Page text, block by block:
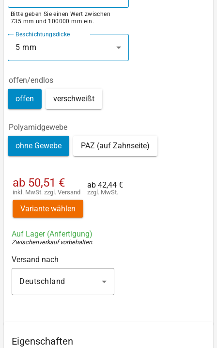
Bitte geben Sie einen Wert zwischen
735 mm und 100000 mm ein.
Beschichtungsdicke
5 mm
offen/endlos
offen verschweißt
Polyamidgewebe
ohne Gewebe PAZ (auf Zahnseite)
ab 50,51 €
inkl. MwSt. zzgl. Versand
ab 42,44 €
zzgl. MwSt.
Variante wählen
Auf Lager (Anfertigung)
Zwischenverkauf vorbehalten.
Versand nach
Deutschland
Eigenschaften